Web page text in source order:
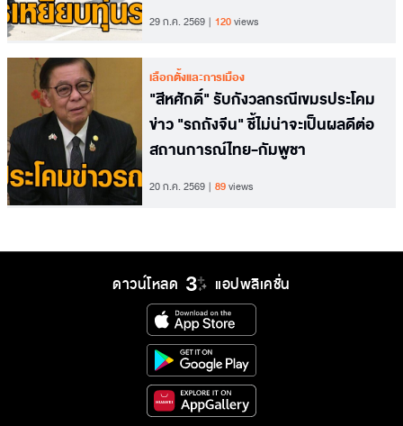
29 ก.ค. 2569 120views
เลือกตั้งและการเมือง
​"สีหศักดิ์" รับกังวลกรณีเขมรประโคม
ข่าว "รถถังจีน" ชี้ไม่น่าจะเป็นผลดีต่อ
สถานการณ์ไทย-กัมพูชา
20 ก.ค. 2569 89views
ดาวน์โหลด แอปพลิเคชั่น